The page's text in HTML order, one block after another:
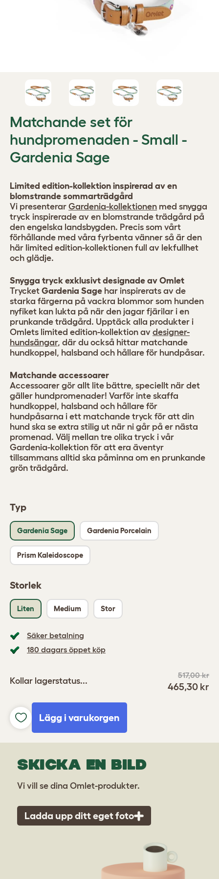
Matchande set för
hundpromenaden - Small -
Gardenia Sage
Typ
Gardenia Sage Gardenia Porcelain
Prism Kaleidoscope
Storlek
Liten Medium Stor
Säker betalning
180 dagars öppet köp
Kollar lagerstatus...
517,00 kr
465,30 kr
Lägg i varukorgen
Limited edition-kollektion inspirerad av en
blomstrande sommarträdgård
Vi presenterar Gardenia-kollektionen med snygga
tryck inspirerade av en blomstrande trädgård på
den engelska landsbygden. Precis som vårt
förhållande med våra fyrbenta vänner så är den
här limited edition-kollektionen full av lekfullhet
och glädje.
Snygga tryck exklusivt designade av Omlet
Trycket Gardenia Sage har inspirerats av de
starka färgerna på vackra blommor som hunden
nyfiket kan lukta på när den jagar fjärilar i en
prunkande trädgård. Upptäck alla produkter i
Omlets limited edition-kollektion av designer-
hundsängar, där du också hittar matchande
hundkoppel, halsband och hållare för hundpåsar.
Matchande accessoarer
Accessoarer gör allt lite bättre, speciellt när det
gäller hundpromenader! Varför inte skaffa
hundkoppel, halsband och hållare för
hundpåsarna i ett matchande tryck för att din
hund ska se extra stilig ut när ni går på er nästa
promenad. Välj mellan tre olika tryck i vår
Gardenia-kollektion för att era äventyr
tillsammans alltid ska påminna om en prunkande
grön trädgård.
SKICKA EN BILD
Vi vill se dina Omlet-produkter.
Ladda upp ditt eget foto